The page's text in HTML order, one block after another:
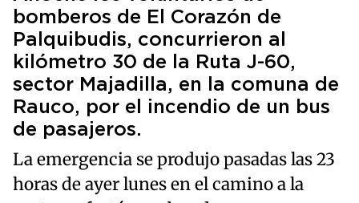
bomberos de El Corazón de
Palquibudis, concurrieron al
kilómetro 30 de la Ruta J-60,
sector Majadilla, en la comuna de
Rauco, por el incendio de un bus
de pasajeros.
La emergencia se produjo pasadas las 23
horas de ayer lunes en el camino a la